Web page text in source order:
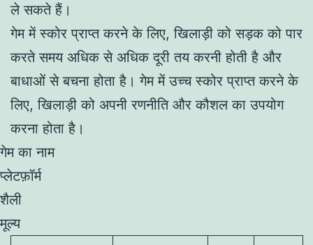
ले सकते हैं।
गेम में स्कोर प्राप्त करने के लिए, खिलाड़ी को सड़क को पार
करते समय अधिक से अधिक दूरी तय करनी होती है और
बाधाओं से बचना होता है। गेम में उच्च स्कोर प्राप्त करने के
लिए, खिलाड़ी को अपनी रणनीति और कौशल का उपयोग
करना होता है।
गेम का नाम
प्लेटफ़ॉर्म
शैली
मूल्य